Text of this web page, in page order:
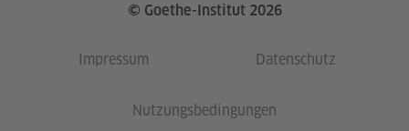
© Goethe-Institut 2026
Impressum Datenschutz
Nutzungsbedingungen